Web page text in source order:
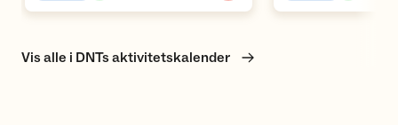
Vis alle i DNTs aktivitetskalender